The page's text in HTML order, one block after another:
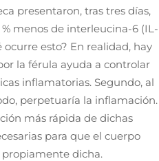
presentaron, tras tres días,
menos de interleucina-6 (IL-
esto? En realidad, hay
la férula ayuda a controlar
inflamatorias. Segundo, al
perpetuaría la inflamación.
más rápida de dichas
para que el cuerpo
propiamente dicha.